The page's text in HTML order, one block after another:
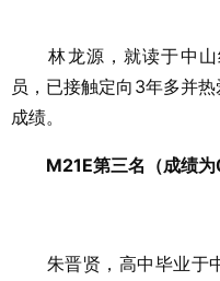
林龙源，就读于中山
员，已接触定向3年多并
成绩。
M21E第三名（成绩
朱晋贤，高中毕业于